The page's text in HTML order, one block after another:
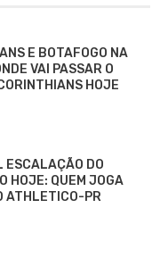
E BOTAFOGO NA
VAI PASSAR O
HOJE
ESCALAÇÃO DO
HOJE: QUEM JOGA
ATHLETICO-PR